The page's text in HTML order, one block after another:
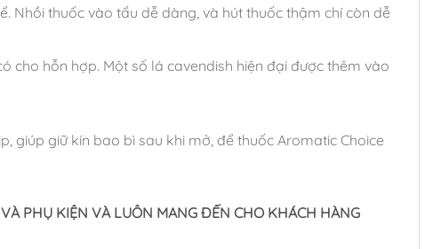
Nhồi thuốc vào tẩu dễ dàng, và hút thuốc thậm chí còn dễ
cho hỗn hợp. Một số lá cavendish hiện đại được thêm vào
giữ kín bao bì sau khi mở, để thuốc Aromatic Choice
PHỤ KIỆN VÀ LUÔN MANG ĐẾN CHO KHÁCH HÀNG